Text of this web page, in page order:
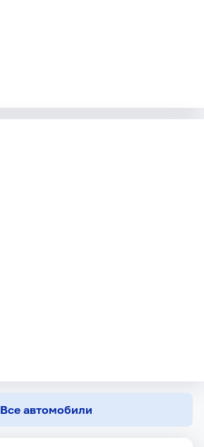
Все автомобили